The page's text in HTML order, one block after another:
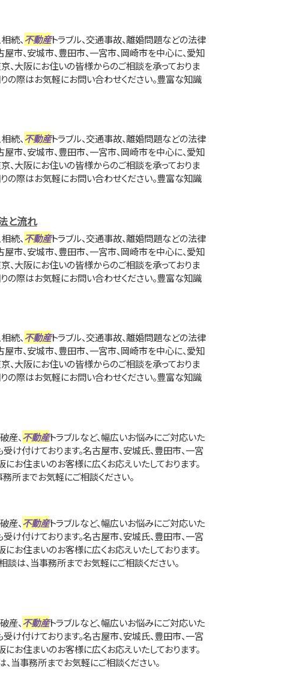
続、不動産トラブル、交通事故、離婚問題などの法律
屋市、安城市、豊田市、一宮市、岡崎市を中心に、愛知
京、大阪にお住いの皆様からのご相談を承っておりま
の際はお気軽にお問い合わせください。豊富な知識
続、不動産トラブル、交通事故、離婚問題などの法律
屋市、安城市、豊田市、一宮市、岡崎市を中心に、愛知
京、大阪にお住いの皆様からのご相談を承っておりま
の際はお気軽にお問い合わせください。豊富な知識
と流れ
続、不動産トラブル、交通事故、離婚問題などの法律
屋市、安城市、豊田市、一宮市、岡崎市を中心に、愛知
京、大阪にお住いの皆様からのご相談を承っておりま
の際はお気軽にお問い合わせください。豊富な知識
続、不動産トラブル、交通事故、離婚問題などの法律
屋市、安城市、豊田市、一宮市、岡崎市を中心に、愛知
京、大阪にお住いの皆様からのご相談を承っておりま
の際はお気軽にお問い合わせください。豊富な知識
産、不動産トラブルなど、幅広いお悩みにご対応いた
受け付けております。名古屋市、安城氏、豊田市、一宮
にお住まいのお客様に広くお応えいたしております。
所までお気軽にご相談ください。
産、不動産トラブルなど、幅広いお悩みにご対応いた
受け付けております。名古屋市、安城氏、豊田市、一宮
にお住まいのお客様に広くお応えいたしております。
は、当事務所までお気軽にご相談ください。
産、不動産トラブルなど、幅広いお悩みにご対応いた
受け付けております。名古屋市、安城氏、豊田市、一宮
にお住まいのお客様に広くお応えいたしております。
当事務所までお気軽にご相談ください。